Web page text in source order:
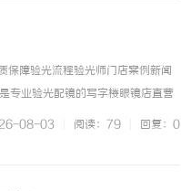
保障验光流程验光师门店案例新闻
业验光配镜的写字楼眼镜店直营
后为基础，全场镜片40%-60%优
08-03 阅读：79 回复：0